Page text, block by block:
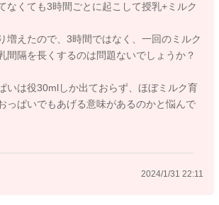
なくても3時間ごとに起こして授乳+ミルク
増えたので、3時間ではなく、一回のミルク
間隔を長くするのは問題ないでしょうか？
いは役30mlしか出ておらず、ほぼミルク育
っぱいでもあげる意味があるのかと悩んで
2024/1/31 22:11